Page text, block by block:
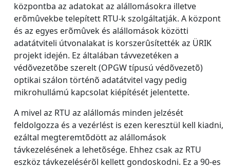
központba az adatokat az alállomásokra illetve
erõmûvekbe telepített RTU-k szolgáltatják. A központ
és az egyes erõmûvek és alállomások közötti
adatátviteli útvonalakat is korszerûsítették az ÜRIK
projekt idején. Ez általában távvezetéken a
védõvezetõbe szerelt (OPGW típusú védõvezetõ)
optikai szálon történõ adatátvitel vagy pedig
mikrohullámú kapcsolat kiépítését jelentette.
A mivel az RTU az alállomás minden jelzését
feldolgozza és a vezérlést is ezen keresztül kell kiadni,
ezáltal megteremtõdött az alállomások
távkezelésének a lehetõsége. Ehhez csak az RTU
eszköz távkezelésérõl kellett gondoskodni. Ez a 90-es